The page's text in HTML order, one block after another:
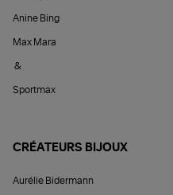
Anine Bing
Max Mara
&
Sportmax
CRÉATEURS BIJOUX
Aurélie Bidermann